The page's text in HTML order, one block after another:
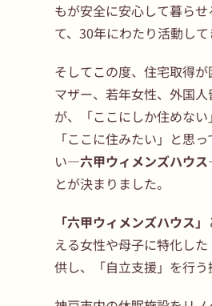
もが安全に安心して暮ら
て、30年にわたり活動して
そしてこの度、住宅取得
マザー、若年女性、外国
が、「ここにしか住めない
「ここに住みたい」と思
い―六甲ウィメンズハウス
とが決まりました。
「六甲ウィメンズハウス」
える女性や母子に特化し
供し、「自立支援」を行う